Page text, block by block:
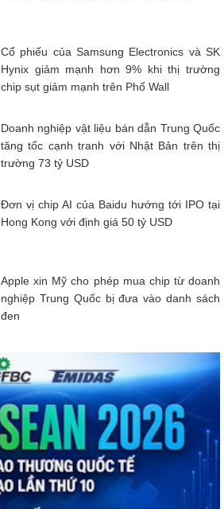
Cổ phiếu của Samsung Electronics và SK
Hynix giảm mạnh hơn 9% khi thị trường
chip sụt giảm mạnh trên Phố Wall
Doanh nghiệp vật liệu bán dẫn Trung Quốc
tăng tốc cạnh tranh với Nhật Bản trên thị
trường 73 tỷ USD
Đơn vị chip AI của Baidu hướng tới IPO tại
Hong Kong với định giá 50 tỷ USD
Apple xin Mỹ cho phép mua chip từ doanh
nghiệp Trung Quốc bị đưa vào danh sách
đen